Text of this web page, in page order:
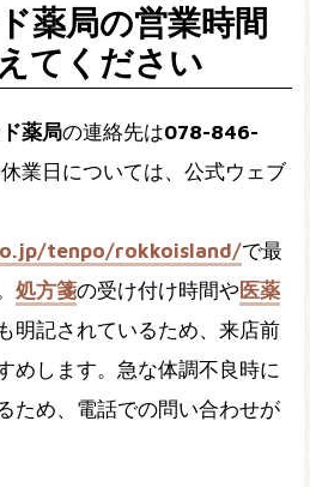
薬局の営業時間
てください
薬局の連絡先は078-846-
業日については、公式ウェブ
tenpo/rokkoisland/で最
処方箋の受け付け時間や医薬
明記されているため、来店前
めします。急な体調不良時に
ため、電話での問い合わせが